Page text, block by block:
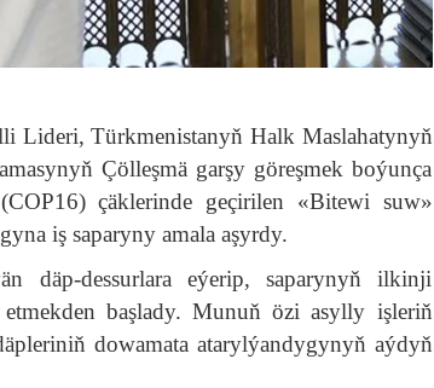
Lideri, Türkmenistanyň Halk Maslahatynyň
Çölleşmä garşy göreşmek boýunça
çäklerinde geçirilen «Bitewi suw»
iş saparyny amala aşyrdy.
däp-dessurlara eýerip, saparynyň ilkinji
başlady. Munuň özi asylly işleriň
dowamata atarylýandygynyň aýdyň